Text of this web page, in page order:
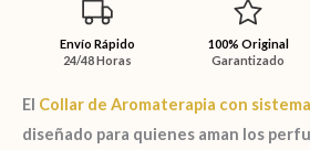
Envío Rápido
24/48 Horas
100% Original
Garantizado
El Collar de Aromaterapia con
diseñado para quienes aman los